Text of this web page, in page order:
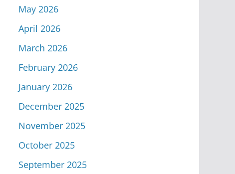
May 2026
April 2026
March 2026
February 2026
January 2026
December 2025
November 2025
October 2025
September 2025